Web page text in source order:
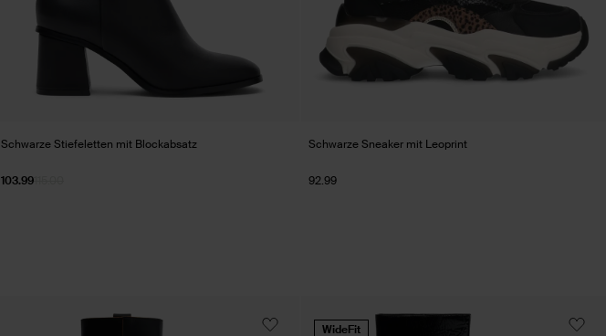
Schwarze Stiefeletten mit Blockabsatz
103.99
Schwarze Sneaker mit Leoprint
92.99
WideFit